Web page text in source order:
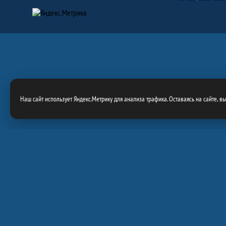
Наш сайт использует Яндекс.Метрику для анализа трафика. Оставаясь на сайте,